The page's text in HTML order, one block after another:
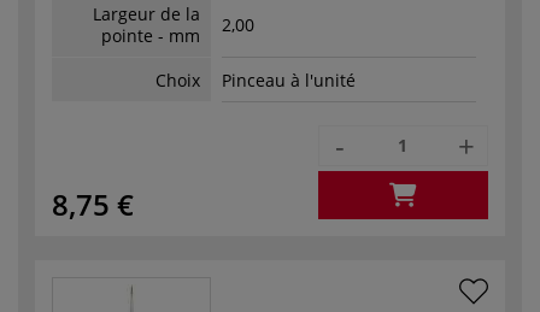
Largeur de la
pointe - mm
2,00
Choix Pinceau à l'unité
8,75 €
- +